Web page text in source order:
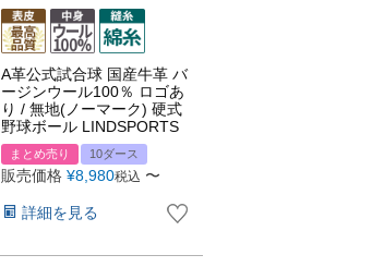
A革公式試合球 国産牛革 バ
ージンウール100％ ロゴあ
り / 無地(ノーマーク) 硬式
野球ボール LINDSPORTS
まとめ売り 10ダース
販売価格 ¥8,980税込 〜
詳細を見る